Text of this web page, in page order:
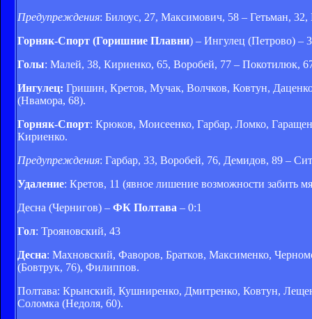
Предупреждения: Билоус, 27, Максимович, 58 – Гетьман,
Горняк-Спорт (Горишние Плавни) – Ингулец (Петрово) –
Голы: Малей, 38, Кириенко, 65, Воробей, 77 – Покотилюк,
Ингулец: Гришин, Кретов, Мучак, Волчков, Ковтун,
(Нвамора, 68).
Горняк-Спорт: Крюков, Моисеенко, Гарбар, Ломко,
Кириенко.
Предупреждения: Гарбар, 33, Воробей, 76, Демидов, 89 –
Удаление: Кретов, 11 (явное лишение возможности забить
Десна (Чернигов) – ФК Полтава – 0:1
Гол: Трояновский, 43
Десна: Махновский, Фаворов, Братков, Максименко,
(Бовтрук, 76), Филиппов.
Полтава: Крынский, Кушниренко, Дмитренко, Ковтун,
Соломка (Недоля, 60).